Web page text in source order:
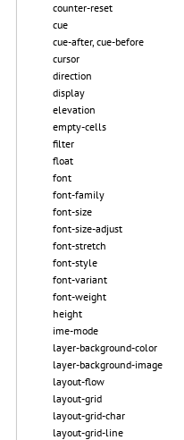
counter-reset
cue
cue-after, cue-before
cursor
direction
display
elevation
empty-cells
filter
float
font
font-family
font-size
font-size-adjust
font-stretch
font-style
font-variant
font-weight
height
ime-mode
layer-background-color
layer-background-image
layout-flow
layout-grid
layout-grid-char
layout-grid-line